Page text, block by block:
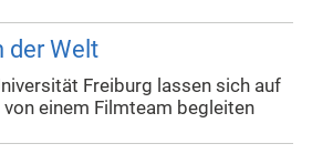
der Welt
Freiburg lassen sich auf
einem Filmteam begleiten